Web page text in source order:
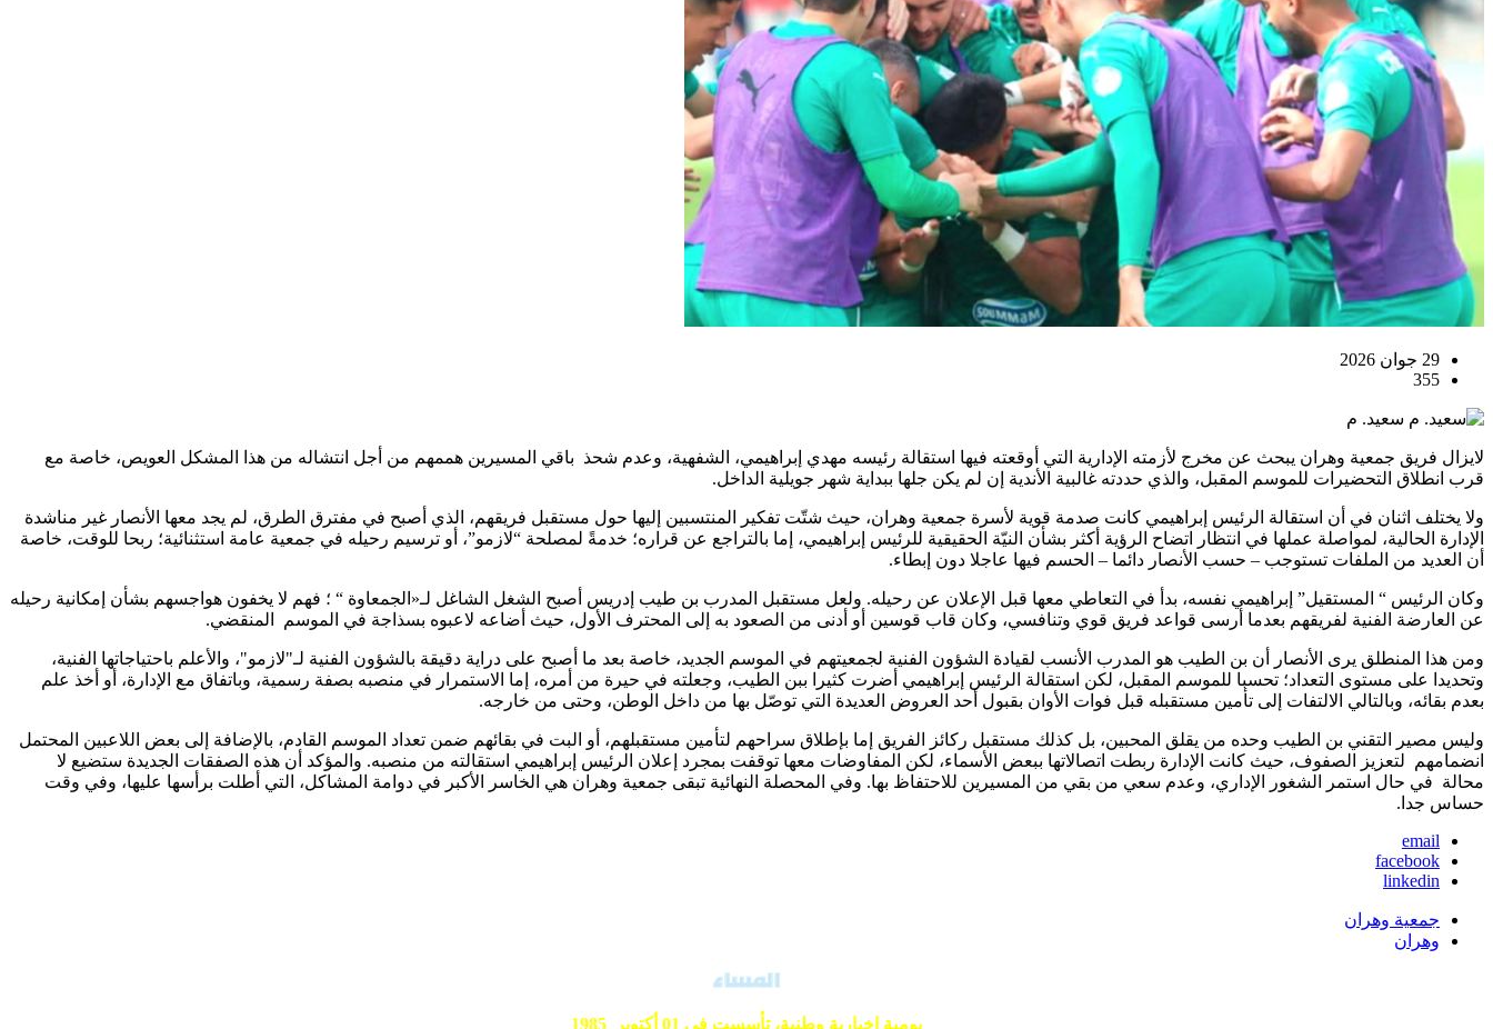
29 جوان 2026
355
سعيد. م
لايزال فريق جمعية وهران يبحث عن مخرج لأزمته الإدارية التي أوقعته فيها استقالة رئيسه مهدي إبراهيمي، الشفهية، وعدم شحذ باقي المسيرين هممهم من أجل انتشاله من هذا المشكل العويص، خاصة مع
قرب انطلاق التحضيرات للموسم المقبل، والذي حددته غالبية الأندية إن لم يكن جلها ببداية شهر جويلية الداخل.
ولا يختلف اثنان في أن استقالة الرئيس إبراهيمي كانت صدمة قوية لأسرة جمعية وهران، حيث شتّت تفكير المنتسبين إليها حول مستقبل فريقهم، الذي أصبح في مفترق الطرق، لم يجد معها الأنصار غير مناشدة
الإدارة الحالية، لمواصلة عملها في انتظار اتضاح الرؤية أكثر بشأن النيّة الحقيقية للرئيس إبراهيمي، إما بالتراجع عن قراره؛ خدمةً لمصلحة “لازمو”، أو ترسيم رحيله في جمعية عامة استثنائية؛ ربحا للوقت، خاصة
أن العديد من الملفات تستوجب – حسب الأنصار دائما – الحسم فيها عاجلا دون إبطاء.
وكان الرئيس “ المستقيل” إبراهيمي نفسه، بدأ في التعاطي معها قبل الإعلان عن رحيله. ولعل مستقبل المدرب بن طيب إدريس أصبح الشغل الشاغل لـ«الجمعاوة “ ؛ فهم لا يخفون هواجسهم بشأن إمكانية رحيله
عن العارضة الفنية لفريقهم بعدما أرسى قواعد فريق قوي وتنافسي، وكان قاب قوسين أو أدنى من الصعود به إلى المحترف الأول، حيث أضاعه لاعبوه بسذاجة في الموسم المنقضي.
ومن هذا المنطلق يرى الأنصار أن بن الطيب هو المدرب الأنسب لقيادة الشؤون الفنية لجمعيتهم في الموسم الجديد، خاصة بعد ما أصبح على دراية دقيقة بالشؤون الفنية لـ"لازمو"، والأعلم باحتياجاتها الفنية،
وتحديدا على مستوى التعداد؛ تحسبا للموسم المقبل، لكن استقالة الرئيس إبراهيمي أضرت كثيرا ببن الطيب، وجعلته في حيرة من أمره، إما الاستمرار في منصبه بصفة رسمية، وباتفاق مع الإدارة، أو أخذ علم
بعدم بقائه، وبالتالي الالتفات إلى تأمين مستقبله قبل فوات الأوان بقبول أحد العروض العديدة التي توصّل بها من داخل الوطن، وحتى من خارجه.
وليس مصير التقني بن الطيب وحده من يقلق المحبين، بل كذلك مستقبل ركائز الفريق إما بإطلاق سراحهم لتأمين مستقبلهم، أو البت في بقائهم ضمن تعداد الموسم القادم، بالإضافة إلى بعض اللاعبين المحتمل
انضمامهم لتعزيز الصفوف، حيث كانت الإدارة ربطت اتصالاتها ببعض الأسماء، لكن المفاوضات معها توقفت بمجرد إعلان الرئيس إبراهيمي استقالته من منصبه. والمؤكد أن هذه الصفقات الجديدة ستضيع لا
محالة في حال استمر الشغور الإداري، وعدم سعي من بقي من المسيرين للاحتفاظ بها. وفي المحصلة النهائية تبقى جمعية وهران هي الخاسر الأكبر في دوامة المشاكل، التي أطلت برأسها عليها، وفي وقت
حساس جدا.
email
facebook
linkedin
جمعية وهران
وهران
يومية إخبارية وطنية،تأسست في 01 أكتوبر 1985